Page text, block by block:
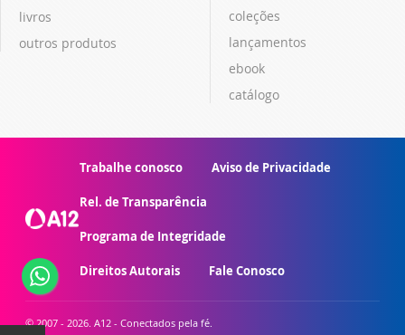
livros
outros produtos
coleções
lançamentos
ebook
catálogo
Trabalhe conosco Aviso de Privacidade
Rel. de Transparência
Programa de Integridade
Direitos Autorais Fale Conosco
© 2007 - 2026. A12 - Conectados pela fé.